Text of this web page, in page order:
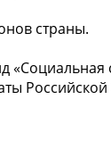
страны.
«Социальная